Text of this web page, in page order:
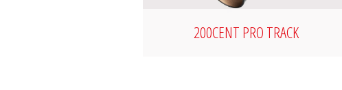
200CENT PRO TRACK